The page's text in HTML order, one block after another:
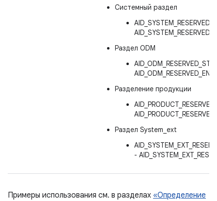
Системный раздел
Раздел ODM
Разделение продукции
Раздел System_ext
-
Примеры использования см. в разделах «Определение